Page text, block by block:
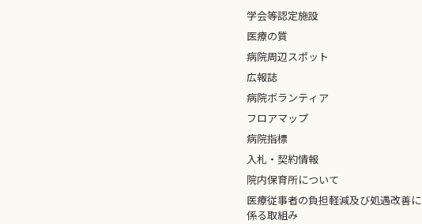
学会等認定施設
医療の質
病院周辺スポット
広報誌
病院ボランティア
フロアマップ
病院指標
入札・契約情報
院内保育所について
医療従事者の負担軽減及び処遇改善に
係る取組み